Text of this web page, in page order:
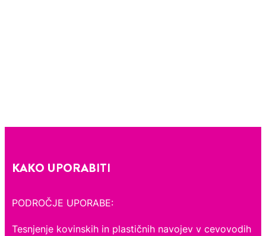
KAKO UPORABITI
PODROČJE UPORABE:
Tesnjenje kovinskih in plastičnih navojev v cevovodih